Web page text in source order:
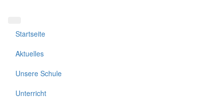
Startseite
Aktuelles
Unsere Schule
Unterricht